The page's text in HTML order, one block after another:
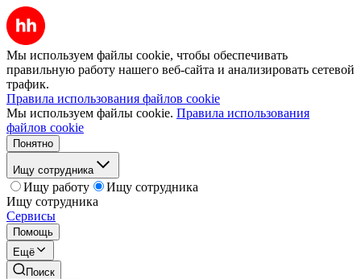
Мы используем файлы cookie, чтобы обеспечивать
правильную работу нашего веб-сайта и анализировать сетевой
трафик.
Правила использования файлов cookie
Мы используем файлы cookie. Правила использования
файлов cookie
Понятно
Ищу сотрудника
Ищу работу
Ищу сотрудника
Ищу сотрудника
Сервисы
Помощь
Ещё
Поиск